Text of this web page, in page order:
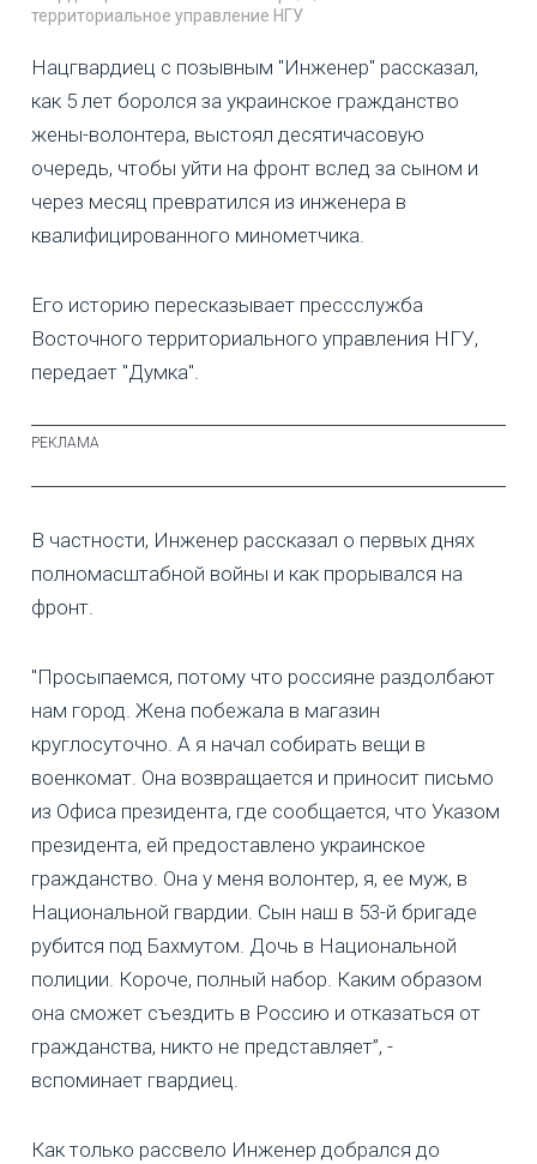
территориальное управление НГУ
Нацгвардиец с позывным "Инженер" рассказал,
как 5 лет боролся за украинское гражданство
жены-волонтера, выстоял десятичасовую
очередь, чтобы уйти на фронт вслед за сыном и
через месяц превратился из инженера в
квалифицированного минометчика.
Его историю пересказывает прессслужба
Восточного территориального управления НГУ,
передает "Думка".
В частности, Инженер рассказал о первых днях
полномасштабной войны и как прорывался на
фронт.
"Просыпаемся, потому что россияне раздолбают
нам город. Жена побежала в магазин
круглосуточно. А я начал собирать вещи в
военкомат. Она возвращается и приносит письмо
из Офиса президента, где сообщается, что Указом
президента, ей предоставлено украинское
гражданство. Она у меня волонтер, я, ее муж, в
Национальной гвардии. Сын наш в 53-й бригаде
рубится под Бахмутом. Дочь в Национальной
полиции. Короче, полный набор. Каким образом
она сможет съездить в Россию и отказаться от
гражданства, никто не представляет”, -
вспоминает гвардиец.
Как только рассвело Инженер добрался до